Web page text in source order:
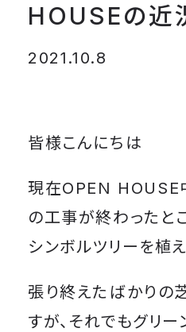
HOUSEの近
2021.10.8
皆様こんにちは
現在OPEN HOUSE
の工事が終わったとこ
シンボルツリーを植
張り終えたばかりの
すが、それでもグリ